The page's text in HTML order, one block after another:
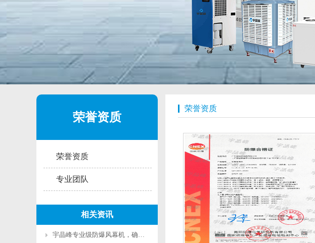
荣誉资质
荣誉资质
专业团队
相关资讯
宇晶峰专业级防爆风幕机，确保易燃易爆场所
荣誉资质